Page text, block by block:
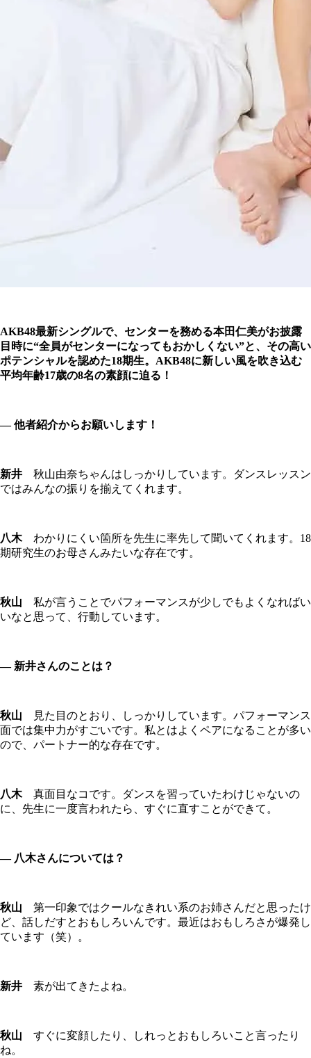
AKB48最新シングルで、センターを務める本田仁美がお披露
目時に“全員がセンターになってもおかしくない”と、その高い
ポテンシャルを認めた18期生。AKB48に新しい風を吹き込む
平均年齢17歳の8名の素顔に迫る！
― 他者紹介からお願いします！
新井 秋山由奈ちゃんはしっかりしています。ダンスレッスン
ではみんなの振りを揃えてくれます。
八木わかりにくい箇所を先生に率先して聞いてくれます。18
期研究生のお母さんみたいな存在です。
秋山 私が言うことでパフォーマンスが少しでもよくなればい
いなと思って、行動しています。
― 新井さんのことは？
秋山 見た目のとおり、しっかりしています。パフォーマンス
面では集中力がすごいです。私とはよくペアになることが多い
ので、パートナー的な存在です。
八木真面目なコです。ダンスを習っていたわけじゃないの
に、先生に一度言われたら、すぐに直すことができて。
― 八木さんについては？
秋山 第一印象ではクールなきれい系のお姉さんだと思ったけ
ど、話しだすとおもしろいんです。最近はおもしろさが爆発し
ています（笑）。
新井 素が出てきたよね。
秋山 すぐに変顔したり、しれっとおもしろいこと言ったり
ね。